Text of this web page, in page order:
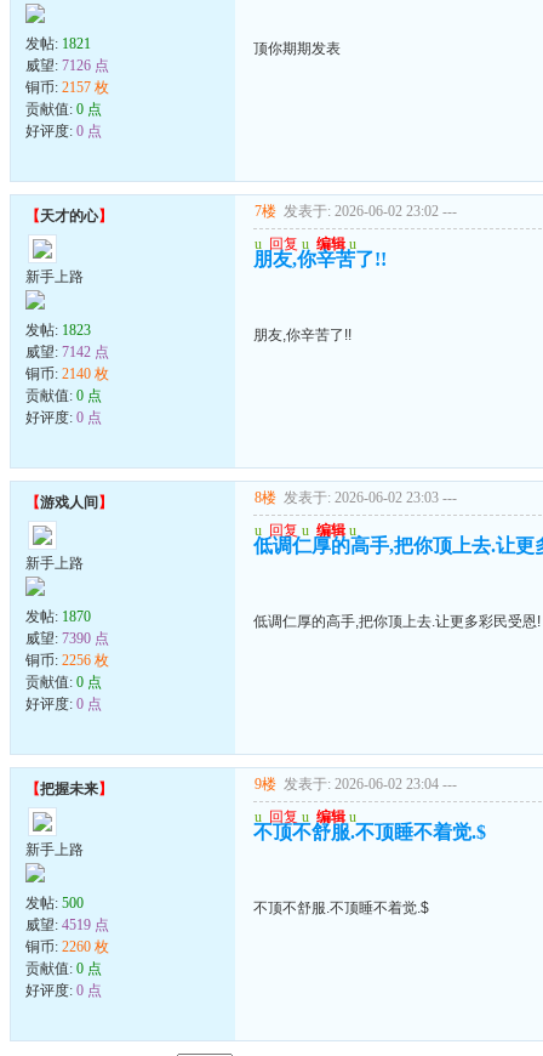
发帖: 1821
威望: 7126 点
铜币: 2157 枚
贡献值: 0 点
好评度: 0 点
顶你期期发表
【天才的心】
新手上路
发帖: 1823
威望: 7142 点
铜币: 2140 枚
贡献值: 0 点
好评度: 0 点
7楼 发表于: 2026-06-02 23:02 ---
u 回复 u 编辑 u
朋友,你辛苦了!!
朋友,你辛苦了!!
【游戏人间 】
新手上路
发帖: 1870
威望: 7390 点
铜币: 2256 枚
贡献值: 0 点
好评度: 0 点
8楼 发表于: 2026-06-02 23:03 ---
u 回复 u 编辑 u
低调仁厚的高手,把你顶上去.让更
低调仁厚的高手,把你顶上去.让更多彩民受恩!
【把握未来】
新手上路
发帖: 500
威望: 4519 点
铜币: 2260 枚
贡献值: 0 点
好评度: 0 点
9楼 发表于: 2026-06-02 23:04 ---
u 回复 u 编辑 u
不顶不舒服.不顶睡不着觉.$
不顶不舒服.不顶睡不着觉.$